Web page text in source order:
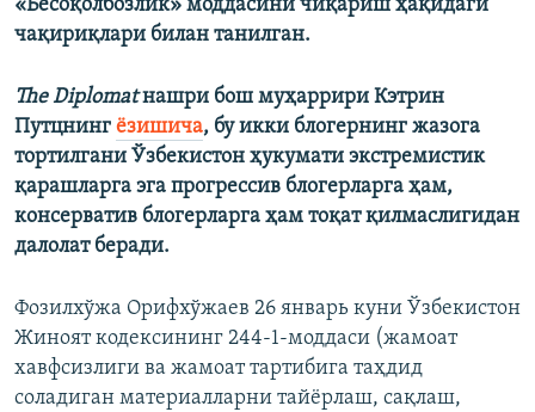
«Бесоқолбозлик» моддасини чиқариш ҳақидаги
чақириқлари билан танилган.
The Diplomatнашри бош муҳаррири Кэтрин
Путцнинг ёзишича, бу икки блогернинг жазога
тортилгани Ўзбекистон ҳукумати экстремистик
қарашларга эга прогрессив блогерларга ҳам,
консерватив блогерларга ҳам тоқат қилмаслигидан
далолат беради.
Фозилхўжа Орифхўжаев 26 январь куни Ўзбекистон
Жиноят кодексининг 244-1-моддаси (жамоат
хавфсизлиги ва жамоат тартибига таҳдид
соладиган материалларни тайёрлаш, сақлаш,